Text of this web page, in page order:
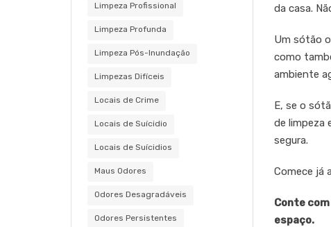
da casa.
Um sótão
como
ambiente
E, se o
de limpeza
segura.
Comece já
Conte
espaço.
Limpeza Profissional
Limpeza Profunda
Limpeza Pós-Inundação
Limpezas Difíceis
Locais de Crime
Locais de Suícidio
Locais de Suícidios
Maus Odores
Odores Desagradáveis
Odores Persistentes